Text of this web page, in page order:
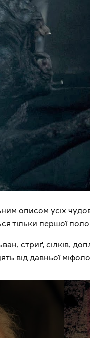
описом усіх
тільки першої
стриґ, сілків,
від давньої